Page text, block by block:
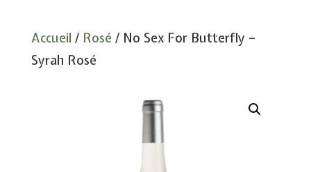
Accueil / Rosé / No Sex For Butterfly –
Syrah Rosé